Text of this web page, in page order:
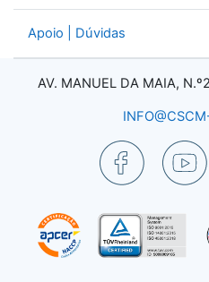
Apoio | Dúvidas
AV. MANUEL DA MAIA,